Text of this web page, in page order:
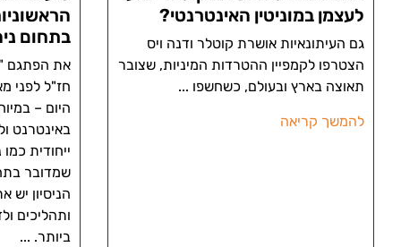
לעצמן במוניטין האינטרנטי?
גם העיתונאיות אושרת קוטלר ודנה ויס
הצטרפו לקמפיין ההטרדות המיניות, שצובר
תאוצה בארץ ובעולם, כשחשפו
להמשך קריאה
בתחום
את הפתגם
חז"ל לפני
היום –
באינטרנט
ייחודית כמו
שמדובר
הניסיון
ותהליכים
ביותר.